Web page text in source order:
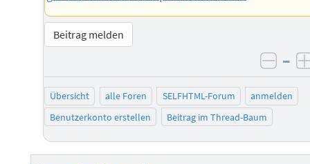
Beitrag melden
–
Übersicht alle Foren SELFHTML-Forum
anmelden
Benutzerkonto erstellen
Beitrag im Thread-Baum